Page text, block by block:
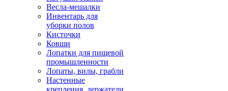
Весла-мешалки
Инвентарь для
уборки полов
Кисточки
Ковши
Лопатки для пищевой
промышленности
Лопаты, вилы, грабли
Настенные
крепления, держатели